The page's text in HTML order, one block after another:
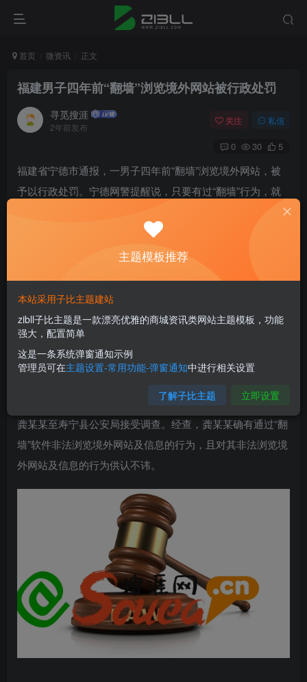
首页 微资讯 正文
福建男子四年前“翻墙”浏览境外网站被行政处罚
寻觅搜涯
2年前发布
关注 私信
0 30 5
福建省宁德市通报，一男子四年前“翻墙”浏览境外网站，被
予以行政处罚。宁德网警提醒说，只要有过“翻墙”行为，就
会留下痕迹，不管目的是什么，学习知识也好，查阅资料也
罢，甚至是什么都没有浏览，只要“翻墙”就违法违纪。
据湖北经视旗下栏目“经视直播”星期五（8月16日）报道，宁
保大队，成功查处一起擅自接入非法信道进行国际联网、浏
览境外媒体资讯、不利于国家安全的行政案件，抓获违法行
为人龚某某，斩断了境外不实资讯倒灌国内的通路。
2020年有非法浏览境外网站的行为，掌握情况后，民警传唤
龚某某至寿宁县公安局接受调查。经查，龚某某确有通过“翻
墙”软件非法浏览境外网站及信息的行为，且对其非法浏览境
外网站及信息的行为供认不讳。
主题模板推荐
本站采用子比主题建站
zibll子比主题是一款漂亮优雅的商城资讯类网站主题模板，功能
强大，配置简单
这是一条系统弹窗通知示例
管理员可在主题设置-常用功能-弹窗通知中进行相关设置
了解子比主题 立即设置